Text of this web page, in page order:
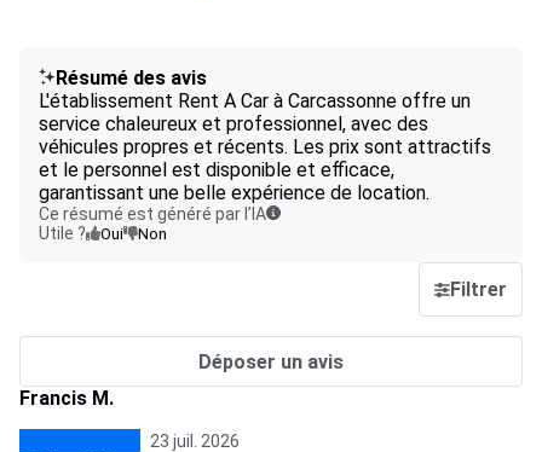
Résumé des avis
L'établissement Rent A Car à Carcassonne offre un
service chaleureux et professionnel, avec des
véhicules propres et récents. Les prix sont attractifs
et le personnel est disponible et efficace,
garantissant une belle expérience de location.
Ce résumé est généré par l’IA
Utile ?
Oui Non
Filtrer
Déposer un avis
Francis M.
23 juil. 2026